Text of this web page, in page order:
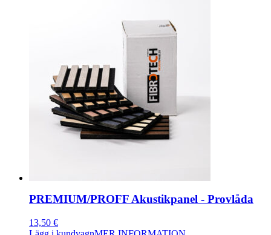
varianter.
olika
alternativen
kan
väljas
på
produktsidan
PREMIUM/PROFF Akustikpanel - Provlåda
13,50 €